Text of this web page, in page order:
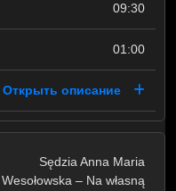
09:30
01:00
Открыть описание
Sędzia Anna Maria
Wesołowska – Na własną